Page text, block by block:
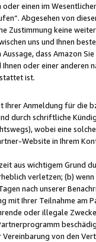
einen im
Abgesehen von
Zustimmung keine
uns und Ihnen
dass Amazon
oder einer
ist.
Anmeldung für die
durch schriftliche
wobei eine
Website in Ihrem
aus wichtigem Grund
verletzen; (b)
nach unserer
mit Ihrer Teilnahme am
oder illegale
Vereinbarung von den